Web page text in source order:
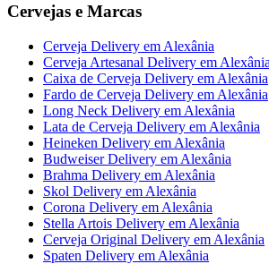
Cervejas e Marcas
Cerveja Delivery em Alexânia
Cerveja Artesanal Delivery em Alexânia
Caixa de Cerveja Delivery em Alexânia
Fardo de Cerveja Delivery em Alexânia
Long Neck Delivery em Alexânia
Lata de Cerveja Delivery em Alexânia
Heineken Delivery em Alexânia
Budweiser Delivery em Alexânia
Brahma Delivery em Alexânia
Skol Delivery em Alexânia
Corona Delivery em Alexânia
Stella Artois Delivery em Alexânia
Cerveja Original Delivery em Alexânia
Spaten Delivery em Alexânia